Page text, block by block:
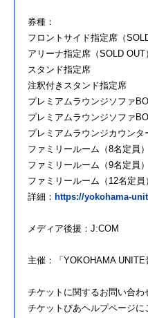
券種：
フロントサイド指定席（
アリーナ指定席（SOLD OUT
スタンド指定席
注釈付きスタンド指定席
プレミアムラウンジソファ
プレミアムラウンジソファ
プレミアムラウンジカウンタ
ファミリールーム（8名定員
ファミリールーム（9名定員
ファミリールーム（12名定員
詳細： https://yokohama-
メディア後援：J:COM
主催：「YOKOHAMA
チケットに関するお問い合わ
チケットぴあヘルプページ